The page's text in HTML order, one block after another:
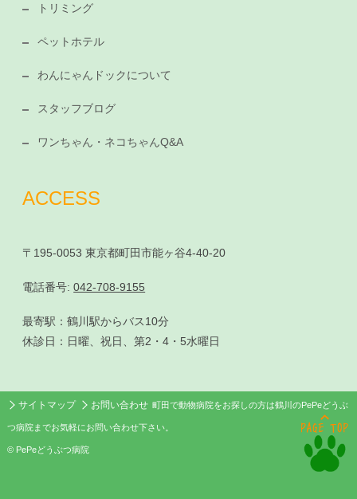
トリミング
ペットホテル
わんにゃんドックについて
スタッフブログ
ワンちゃん・ネコちゃんQ&A
ACCESS
〒195-0053 東京都町田市能ヶ谷4-40-20
電話番号:042-708-9155
最寄駅：鶴川駅からバス10分
休診日：日曜、祝日、第2・4・5水曜日
サイトマップ お問い合わせ 町田で動物病院をお探しの方は鶴川のPePeどうぶ
つ病院までお気軽にお問い合わせ下さい。
© PePeどうぶつ病院